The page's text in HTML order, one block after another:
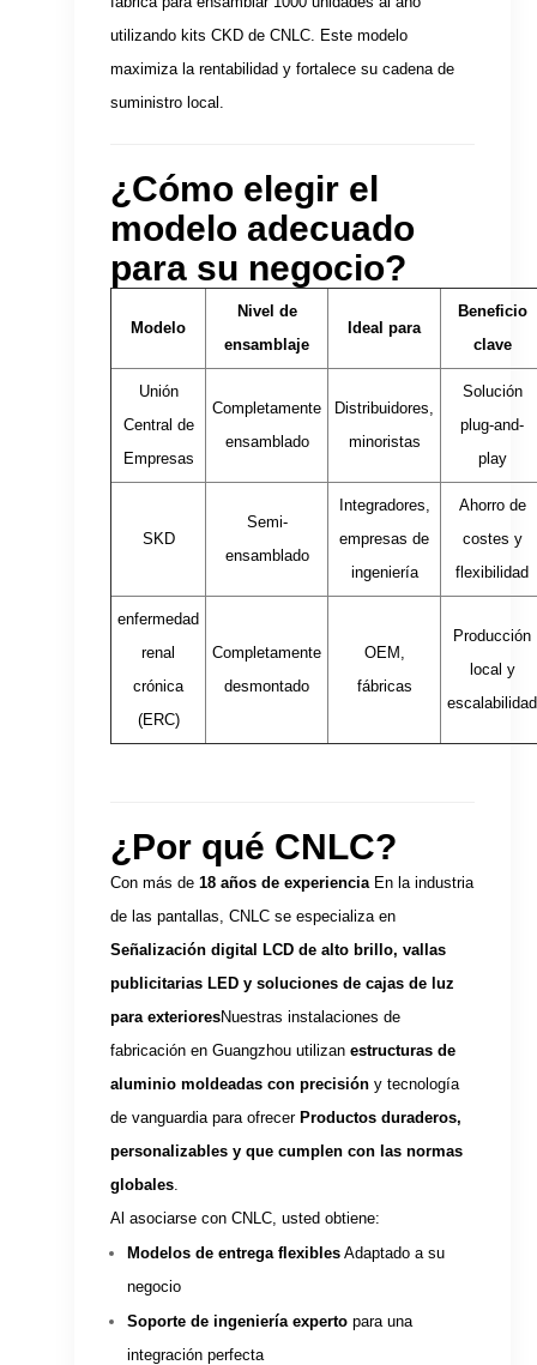
utilizando kits CKD de CNLC. Este modelo
maximiza la rentabilidad y fortalece su cadena de
suministro local.
¿Cómo elegir el
modelo adecuado
para su negocio?
Modelo
Nivel de
ensamblaje
Ideal para
Beneficio
clave
Unión
Central de
Empresas
Completamente
ensamblado
Distribuidores,
minoristas
Solución
plug-and-
play
SKD
Semi-
ensamblado
Integradores,
empresas de
ingeniería
Ahorro de
costes y
flexibilidad
enfermedad
renal
crónica
(ERC)
Completamente
desmontado
OEM,
fábricas
Producción
local y
escalabilidad
¿Por qué CNLC?
Con más de18 años de experiencia En la industria
de las pantallas, CNLC se especializa en
Señalización digital LCD de alto brillo, vallas
publicitarias LED y soluciones de cajas de luz
para exterioresNuestras instalaciones de
fabricación en Guangzhou utilizanestructuras de
aluminio moldeadas con precisión y tecnología
de vanguardia para ofrecer Productos duraderos,
personalizables y que cumplen con las normas
globales
Al asociarse con CNLC, usted obtiene:
Modelos de entrega flexibles Adaptado a su
negocio
Soporte de ingeniería experto para una
integración perfecta